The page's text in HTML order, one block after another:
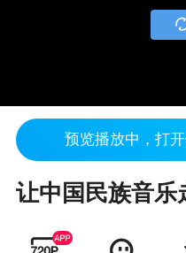
预览播放中，打